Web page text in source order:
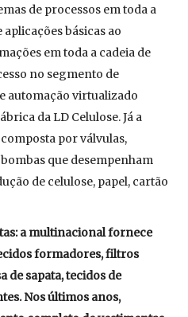
de processos em toda a
básicas ao
em toda a cadeia de
no segmento de
automação virtualizado
da LD Celulose. Já a
por válvulas,
que desempenham
de celulose, papel, cartão
a multinacional fornece
formadores, filtros
de sapata, tecidos de
Nos últimos anos,